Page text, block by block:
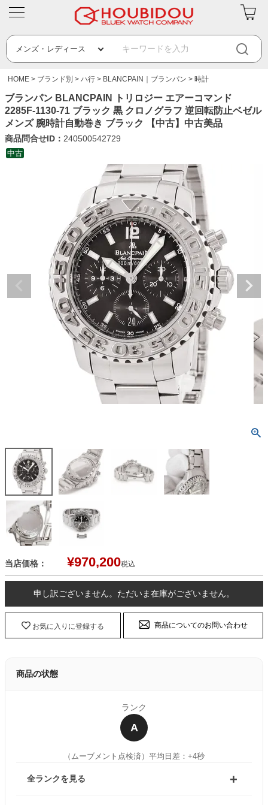
HOME ブランド別 ハ行 BLANCPAIN｜ブランパン 時計
ブランパン BLANCPAIN トリロジー エアーコマンド
2285F-1130-71 ブラック 黒 クロノグラフ 逆回転防止ベゼル
メンズ 腕時計自動巻き ブラック 【中古】中古美品
商品問合せID： 240500542729
中古
当店価格： ¥970,200税込
申し訳ございません。ただいま在庫がございません。
お気に入りに登録する 商品についてのお問い合わせ
商品の状態
ランク
A
（ムーブメント点検済） 平均日差：+4秒
全ランクを見る